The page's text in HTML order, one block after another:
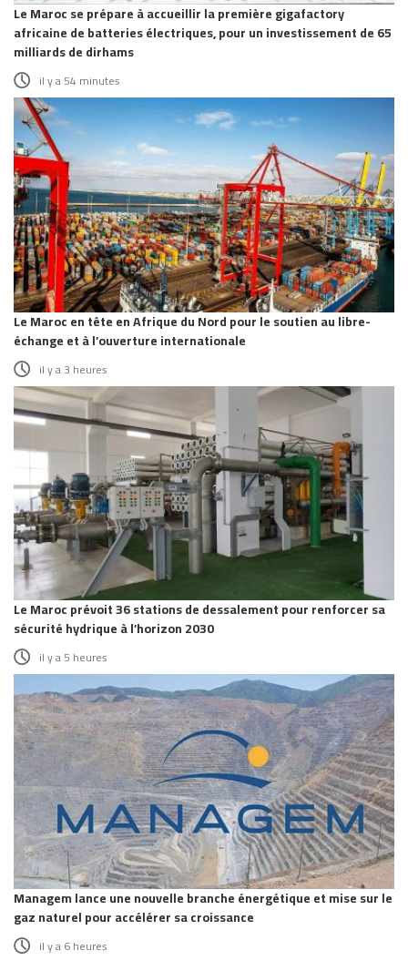
Le Maroc se prépare à accueillir la première gigafactory
africaine de batteries électriques, pour un investissement de 65
milliards de dirhams
il y a 54 minutes
Le Maroc en tête en Afrique du Nord pour le soutien au libre-
échange et à l’ouverture internationale
il y a 3 heures
Le Maroc prévoit 36 stations de dessalement pour renforcer sa
sécurité hydrique à l’horizon 2030
il y a 5 heures
Managem lance une nouvelle branche énergétique et mise sur le
gaz naturel pour accélérer sa croissance
il y a 6 heures